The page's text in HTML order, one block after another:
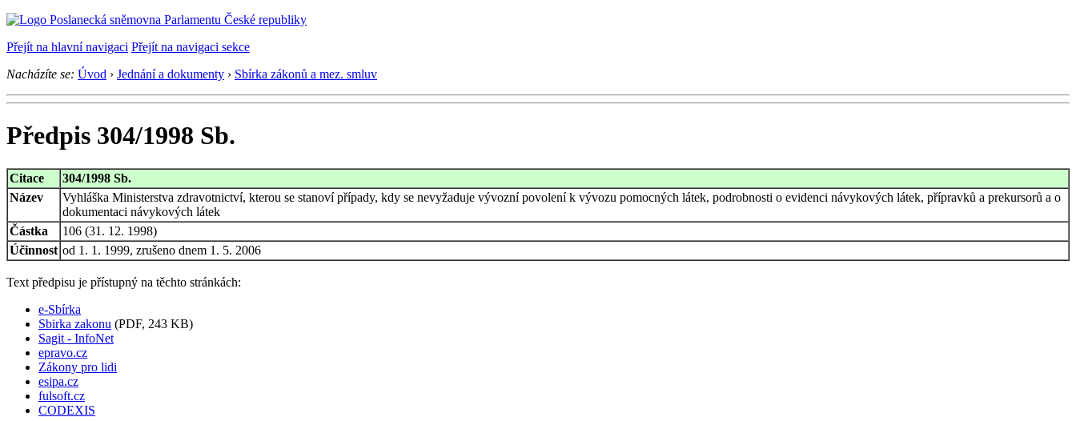
Přejít na hlavní navigaci Přejít na navigaci sekce
Nacházíte se: Úvod › Jednání a dokumenty › Sbírka zákonů a mez. smluv
Předpis 304/1998 Sb.
Citace
304/1998 Sb.
Název
Vyhláška Ministerstva zdravotnictví, kterou se stanoví případy, kdy se nevyžaduje vývozní povolení k vývozu pomocných látek, podrobnosti o evidenci návykových látek, přípravků a prekursorů a o
dokumentaci návykových látek
Částka
106 (31. 12. 1998)
Účinnost od 1. 1. 1999, zrušeno dnem 1. 5. 2006
Text předpisu je přístupný na těchto stránkách:
e-Sbírka
Sbirka zakonu (PDF, 243 KB)
Sagit - InfoNet
epravo.cz
Zákony pro lidi
esipa.cz
fulsoft.cz
CODEXIS